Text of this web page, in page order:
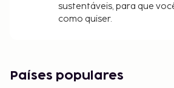
sustentáveis, para que
como quiser.
Países populares